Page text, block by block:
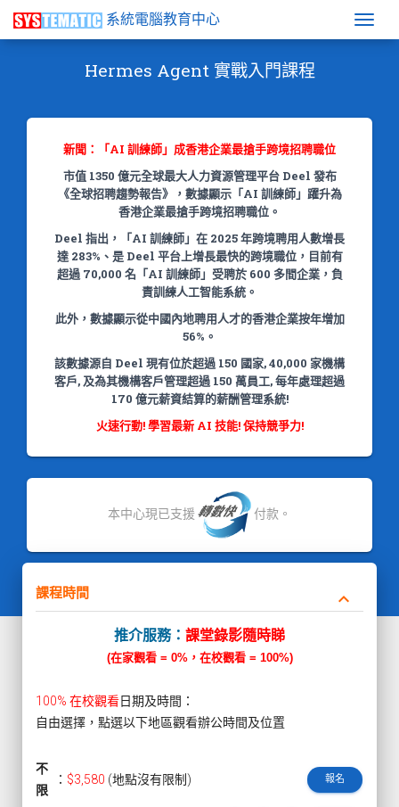
系統電腦教育中心
Hermes Agent 實戰入門課程
新聞：「AI 訓練師」成香港企業最搶手跨境招聘職位
市值 1350 億元全球最大人力資源管理平台 Deel 發布
《全球招聘趨勢報告》，數據顯示「AI 訓練師」躍升為
香港企業最搶手跨境招聘職位。
Deel 指出，「AI 訓練師」在 2025 年跨境聘用人數增長
達 283%、是 Deel 平台上增長最快的跨境職位，目前有
超過 70,000 名「AI 訓練師」受聘於 600 多間企業，負
責訓練人工智能系統。
此外，數據顯示從中國內地聘用人才的香港企業按年增加
56%。
該數據源自 Deel 現有位於超過 150 國家, 40,000 家機構
客戶, 及為其機構客戶管理超過 150 萬員工, 每年處理超過
170 億元薪資結算的薪酬管理系統!
火速行動! 學習最新 AI 技能! 保持競爭力!
本中心現已支援 付款。
課程時間 keyboard_arrow_down
推介服務： 課堂錄影隨時睇
(在家觀看 = 0%，在校觀看 = 100%)
100% 在校觀看日期及時間：
自由選擇，點選以下地區觀看辦公時間及位置
不
限
： $3,580 (地點沒有限制) 報名